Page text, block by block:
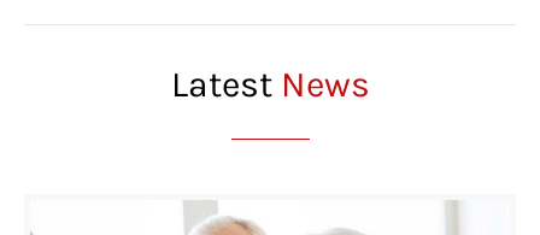
Latest News